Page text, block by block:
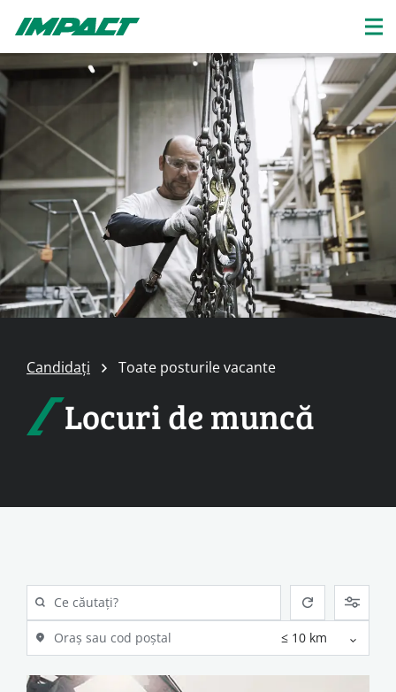
Candidați Toate posturile vacante
Locuri de muncă